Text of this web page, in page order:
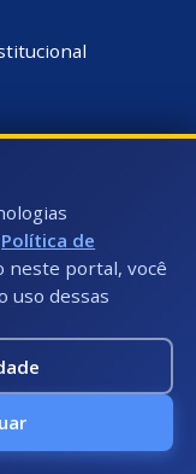
Política de
neste portal, você
uso dessas